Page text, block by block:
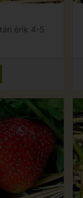
érik 4-5